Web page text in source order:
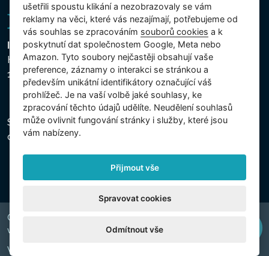
Intex Trading, s.r.o.
Hradecká 2526/3
130 00 Praha 3 - Česká republika
Společnost je zapsána u Městského soudu v Praze,
oddíl C, vložka 74759, IČ 26150808, DIČ CZ26150808.
Copyright © 2026 INTEX TRADING s.r.o. Všechna práva
vyhrazena.
Web by
ušetřili spoustu klikání a nezobrazovaly se vám
reklamy na věci, které vás nezajímají, potřebujeme od
vás souhlas se zpracováním souborů cookies a k
poskytnutí dat společnostem Google, Meta nebo
Amazon. Tyto soubory nejčastěji obsahují vaše
preference, záznamy o interakci se stránkou a
především unikátní identifikátory označující váš
prohlížeč. Je na vaší volbě jaké souhlasy, ke
zpracování těchto údajů udělíte. Neudělení souhlasů
může ovlivnit fungování stránky i služby, které jsou
vám nabízeny.
Přijmout vše
Spravovat cookies
Odmítnout vše